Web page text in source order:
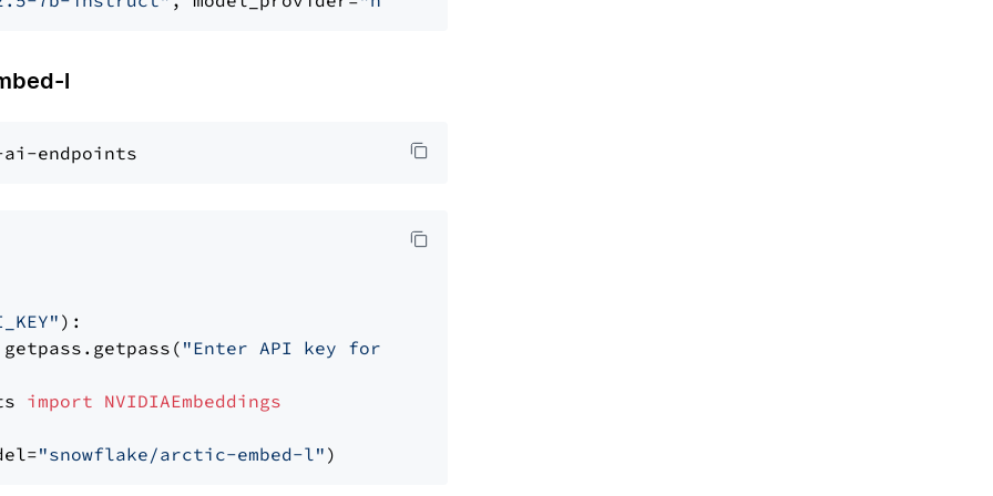
l
):
"Enter API key for NVIDIA: "
import NVIDIAEmbeddings
"snowflake/arctic-embed-l"